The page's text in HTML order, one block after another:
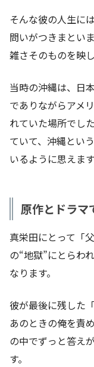
そんな彼の人生に
問いがつきまとい
雑さそのものを映
当時の沖縄は、日
でありながらアメ
れていた場所でし
ていて、沖縄とい
いるように思えます
原作とドラマ
真栄田にとって「
の“地獄”にとらわ
なります。
彼が最後に残した
あのときの俺を責
の中でずっと答え
す。